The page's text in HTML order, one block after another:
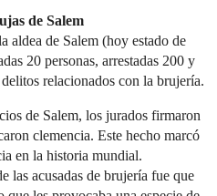
de Salem
aldea de Salem (hoy estado de
20 personas, arrestadas 200 y
relacionados con la brujería.
de Salem, los jurados firmaron
clemencia. Este hecho marcó
en la historia mundial.
las acusadas de brujería fue que